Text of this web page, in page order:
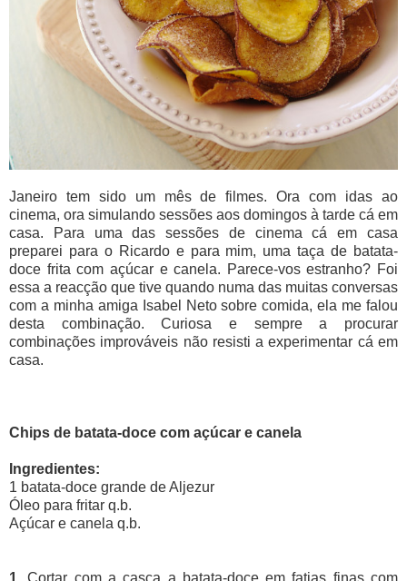
Janeiro tem sido um mês de filmes. Ora com idas ao
cinema, ora simulando sessões aos domingos à tarde cá em
casa. Para uma das sessões de cinema cá em casa
preparei para o Ricardo e para mim, uma taça de batata-
doce frita com açúcar e canela. Parece-vos estranho? Foi
essa a reacção que tive quando numa das muitas conversas
com a minha amiga Isabel Neto sobre comida, ela me falou
desta combinação. Curiosa e sempre a procurar
combinações improváveis não resisti a experimentar cá em
casa.
Chips de batata-doce com açúcar e canela
Ingredientes:
1 batata-doce grande de Aljezur
Óleo para fritar q.b.
Açúcar e canela q.b.